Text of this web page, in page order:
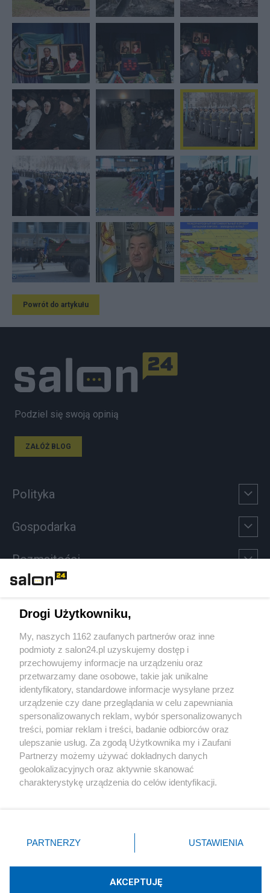
Powrót do artykułu
Podziel się swoją opinią
ZAŁÓŻ BLOG
Polityka
Gospodarka
Rozmaitości
Sport
Społeczeństwo
Kultura
X Facebook Instagram Youtube
Drogi Użytkowniku,
My, naszych 1162 zaufanych partnerów oraz inne
podmioty z salon24.pl uzyskujemy dostęp i
przechowujemy informacje na urządzeniu oraz
przetwarzamy dane osobowe, takie jak unikalne
identyfikatory, standardowe informacje wysyłane przez
urządzenie czy dane przeglądania w celu zapewniania
spersonalizowanych reklam, wybór spersonalizowanych
treści, pomiar reklam i treści, badanie odbiorców oraz
ulepszanie usług. Za zgodą Użytkownika my i Zaufani
Partnerzy możemy używać dokładnych danych
geolokalizacyjnych oraz aktywnie skanować
charakterystykę urządzenia do celów identyfikacji.
zmienić/wycofać klikając przycisk ustawień prywatności
znajdujący się w lewym dolnym rogu strony
rodzaje przetwarzania danych nie wymagają zgody
użytkownika, ale masz prawo sprzeciwić się takiemu
PARTNERZY USTAWIENIA
AKCEPTUJĘ